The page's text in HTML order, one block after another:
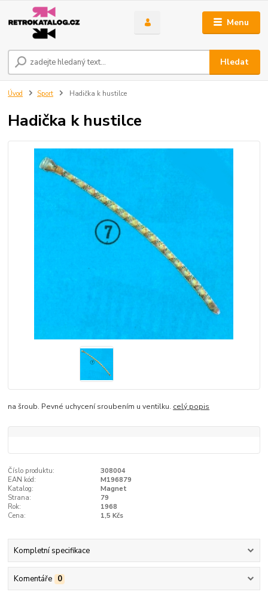
Menu
Hledat
Úvod Sport Hadička k hustilce
Hadička k hustilce
na šroub. Pevné uchycení sroubením u ventilku. celý popis
Číslo produktu:
308004
EAN kód:
M196879
Katalog:
Magnet
Strana:
79
Rok:
1968
Cena:
1,5 Kčs
Kompletní specifikace
Komentáře 0